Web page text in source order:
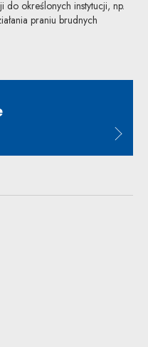
określonych instytucji, np.
praniu brudnych
Uwaga, link zostanie otwarty w